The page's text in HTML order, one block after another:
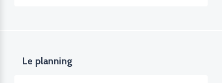
Le planning